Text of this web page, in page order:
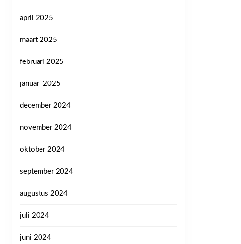
april 2025
maart 2025
februari 2025
januari 2025
december 2024
november 2024
oktober 2024
september 2024
augustus 2024
juli 2024
juni 2024